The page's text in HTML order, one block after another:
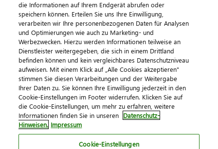
© 2026 DATEV eG
ImpressumDatenschutzAGB Kontakt
Cookie-Einstellungen
die Informationen auf Ihrem Endgerät abrufen oder
speichern können. Erteilen Sie uns Ihre Einwilligung,
verarbeiten wir Ihre personenbezogenen Daten für Analysen
und Optimierungen wie auch zu Marketing- und
Werbezwecken. Hierzu werden Informationen teilweise an
Dienstleister weitergegeben, die sich in einem Drittland
befinden können und kein vergleichbares Datenschutzniveau
aufweisen. Mit einem Klick auf „Alle Cookies akzeptieren"
stimmen Sie diesen Verarbeitungen und der Weitergabe
Ihrer Daten zu. Sie können Ihre Einwilligung jederzeit in den
Cookie-Einstellungen im Footer widerrufen. Klicken Sie auf
die Cookie-Einstellungen, um mehr zu erfahren, weitere
Informationen finden Sie in unseren Datenschutz-
Hinweisen. Impressum
Cookie-Einstellungen